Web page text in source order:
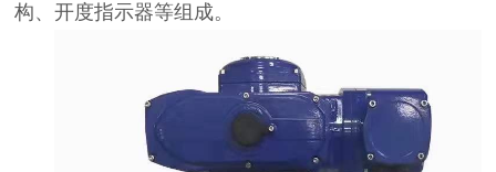
构、开度指示器等组成。